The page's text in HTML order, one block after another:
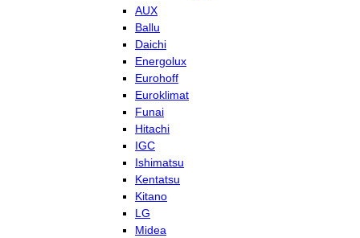
AUX
Ballu
Daichi
Energolux
Eurohoff
Euroklimat
Funai
Hitachi
IGC
Ishimatsu
Kentatsu
Kitano
LG
Midea